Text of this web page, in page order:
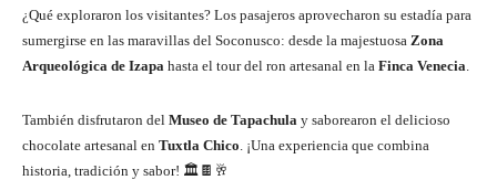
¿Qué exploraron los visitantes? Los pasajeros aprovecharon su estadía para
sumergirse en las maravillas del Soconusco: desde la majestuosa Zona
Arqueológica de Izapa hasta el tour del ron artesanal en la Finca Venecia
También disfrutaron del Museo de Tapachula y saborearon el delicioso
chocolate artesanal en Tuxtla Chico . ¡Una experiencia que combina
historia, tradición y sabor! 🏛️🍫🥂